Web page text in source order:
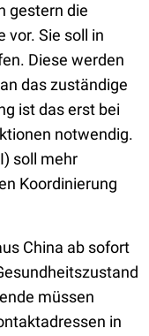
gestern die
vor. Sie soll in
Diese werden
das zuständige
ist das erst bei
notwendig.
soll mehr
Koordinierung
China ab sofort
müssen
in